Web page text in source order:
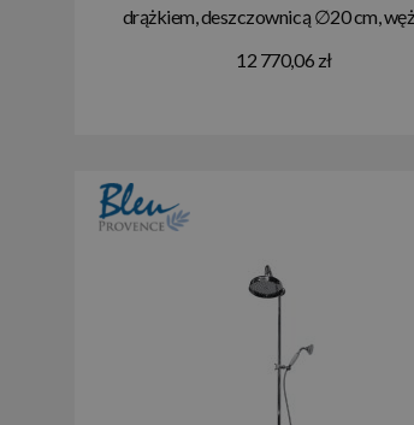
drążkiem, deszczownicą ∅20 cm,
AN154s200dxOL
12 770,06 zł